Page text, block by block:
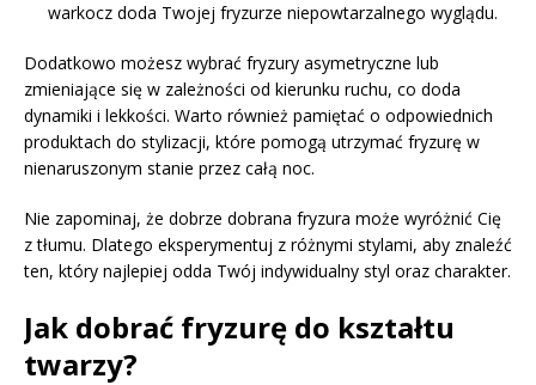
warkocz doda Twojej fryzurze niepowtarzalnego wyglądu.
Dodatkowo możesz wybrać fryzury asymetryczne lub
zmieniające się w zależności od kierunku ruchu, co doda
dynamiki i lekkości. Warto również pamiętać o odpowiednich
produktach do stylizacji, które pomogą utrzymać fryzurę w
nienaruszonym stanie przez całą noc.
Nie zapominaj, że dobrze dobrana fryzura może wyróżnić Cię
z tłumu. Dlatego eksperymentuj z różnymi stylami, aby znaleźć
ten, który najlepiej odda Twój indywidualny styl oraz charakter.
Jak dobrać fryzurę do kształtu
twarzy?